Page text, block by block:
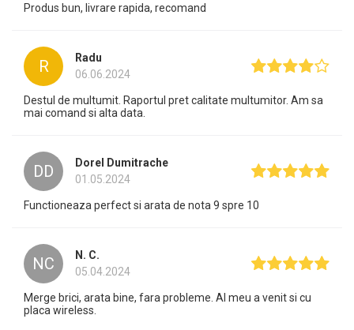
Produs bun, livrare rapida, recomand
R
Radu
06.06.2024
Destul de multumit. Raportul pret calitate multumitor. Am sa
mai comand si alta data.
DD
Dorel Dumitrache
01.05.2024
Functioneaza perfect si arata de nota 9 spre 10
NC
N. C.
05.04.2024
Merge brici, arata bine, fara probleme. Al meu a venit si cu
placa wireless.